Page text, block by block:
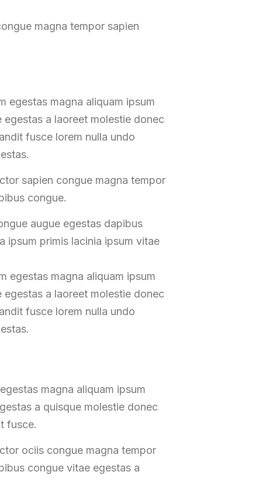
magna tempor sapien
egestas magna aliquam ipsum
a laoreet molestie donec
fusce lorem nulla undo
sapien congue magna tempor
congue.
augue egestas dapibus
ipsum primis lacinia ipsum vitae
egestas magna aliquam ipsum
a laoreet molestie donec
fusce lorem nulla undo
magna aliquam ipsum
a quisque molestie donec
fusce.
ociis congue magna tempor
congue vitae egestas a